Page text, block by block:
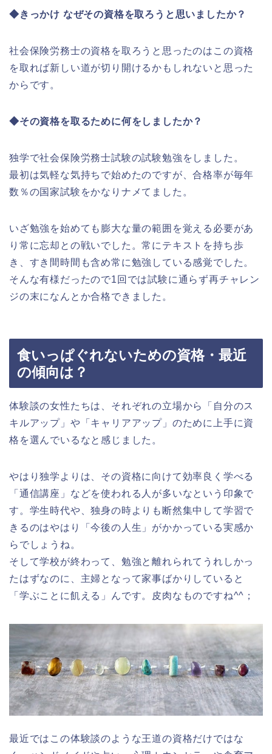
◆きっかけ なぜその資格を取ろうと思いましたか？
社会保険労務士の資格を取ろうと思ったのはこの資格
を取れば新しい道が切り開けるかもしれないと思った
からです。
◆その資格を取るために何をしましたか？
独学で社会保険労務士試験の試験勉強をしました。
最初は気軽な気持ちで始めたのですが、合格率が毎年
数％の国家試験をかなりナメてました。
いざ勉強を始めても膨大な量の範囲を覚える必要があ
り常に忘却との戦いでした。常にテキストを持ち歩
き、すき間時間も含め常に勉強している感覚でした。
そんな有様だったので1回では試験に通らず再チャレン
ジの末になんとか合格できました。
食いっぱぐれないための資格・最近
の傾向は？
体験談の女性たちは、それぞれの立場から「自分のス
キルアップ」や「キャリアアップ」のために上手に資
格を選んでいるなと感じました。
やはり独学よりは、その資格に向けて効率良く学べる
「通信講座」などを使われる人が多いなという印象で
す。学生時代や、独身の時よりも断然集中して学習で
きるのはやはり「今後の人生」がかかっている実感か
らでしょうね。
そして学校が終わって、勉強と離れられてうれしかっ
たはずなのに、主婦となって家事ばかりしていると
「学ぶことに飢える」んです。皮肉なものですね^^；
最近ではこの体験談のような王道の資格だけではな